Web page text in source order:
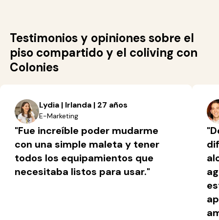
Testimonios y opiniones sobre el
piso compartido y el coliving con
Colonies
Lydia | Irlanda | 27 años
E-Marketing
"Fue increíble poder mudarme
con una simple maleta y tener
todos los equipamientos que
necesitaba listos para usar."